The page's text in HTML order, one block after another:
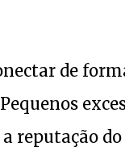
de
reputação